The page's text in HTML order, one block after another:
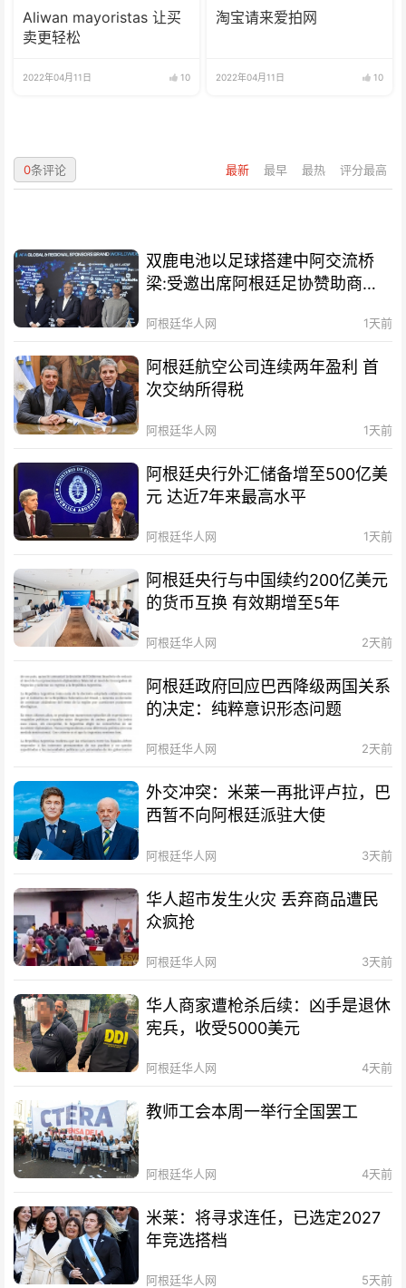
Aliwan mayoristas 让买
卖更轻松
2022年04月11日 10
淘宝请来爱拍网
2022年04月11日 10
最新 最早 最热 评分最高
0条评论
双鹿电池以足球搭建中阿交流桥
梁:受邀出席阿根廷足协赞助商招
阿根廷华人网 1天前
阿根廷航空公司连续两年盈利 首
次交纳所得税
阿根廷华人网 1天前
阿根廷央行外汇储备增至500亿美
元 达近7年来最高水平
阿根廷华人网 1天前
阿根廷央行与中国续约200亿美元
的货币互换 有效期增至5年
阿根廷华人网 2天前
阿根廷政府回应巴西降级两国关系
的决定：纯粹意识形态问题
阿根廷华人网 2天前
外交冲突：米莱一再批评卢拉，巴
西暂不向阿根廷派驻大使
阿根廷华人网 3天前
华人超市发生火灾 丢弃商品遭民
众疯抢
阿根廷华人网 3天前
华人商家遭枪杀后续：凶手是退休
宪兵，收受5000美元
阿根廷华人网 4天前
教师工会本周一举行全国罢工
阿根廷华人网 4天前
米莱：将寻求连任，已选定2027
年竞选搭档
阿根廷华人网 5天前